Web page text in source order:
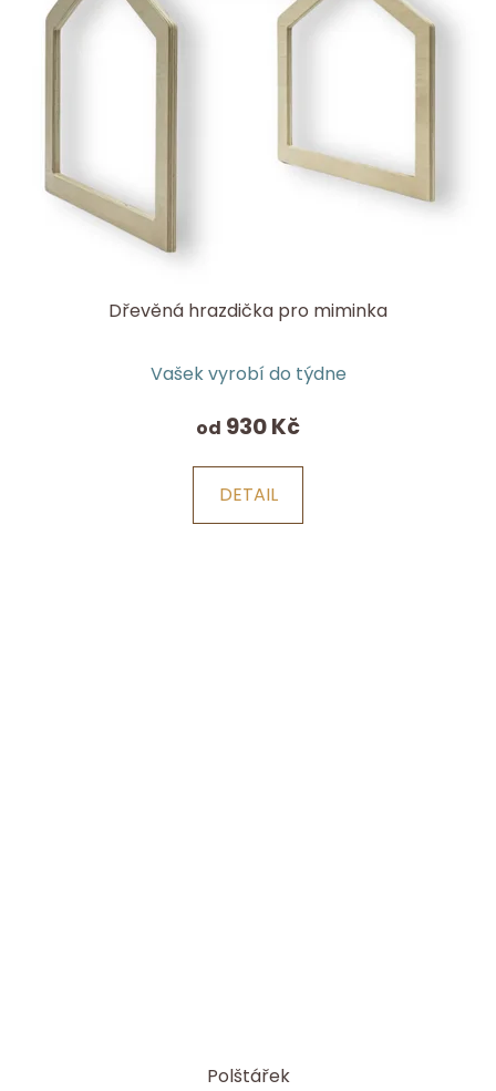
Dřevěná hrazdička pro miminka
hodnocení
produktu
5,0
z
Vašek vyrobí do týdne
od 930 Kč
DETAIL
Polštářek